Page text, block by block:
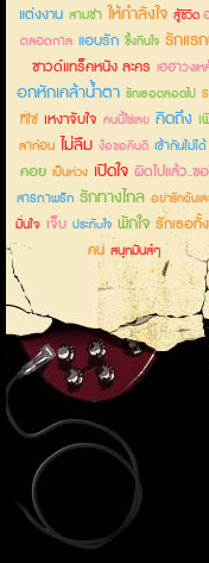
แต่งงาน สามช่า ให้กำลังใจ สู้ชีวิต
ตลอดกาล แอบรัก ซึ้งกินใจ รักแร
ซาวด์แทร็คหนัง ละคร เฮฮาวงเห
อกหักเคล้าน้ำตา รักเธอตลอดไป
ที่ใช่ เหงาจับใจ คนนี้ใช่เลย คิดถึง
ลาก่อน ไม่ลืม ง้อขอคืนดี เข้ากันไม่ได้
คอย เป็นห่วง เปิดใจ ผิดไปแล้ว..ข
สารภาพรัก รักทางไกล อย่ารักฉันเ
มั่นใจ เจ็บ ประทับใจ พักใจ รักเธอทั้
คน สนุกมันส์ๆ